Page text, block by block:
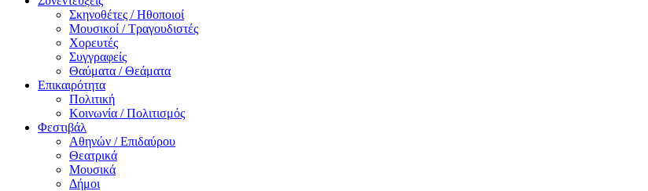
Σκηνοθέτες / Ηθοποιοί
Μουσικοί / Τραγουδιστές
Χορευτές
Συγγραφείς
Θαύματα / Θεάματα
Επικαιρότητα
Πολιτική
Κοινωνία / Πολιτισμός
Φεστιβάλ
Αθηνών / Επιδαύρου
Θεατρικά
Μουσικά
Δήμοι